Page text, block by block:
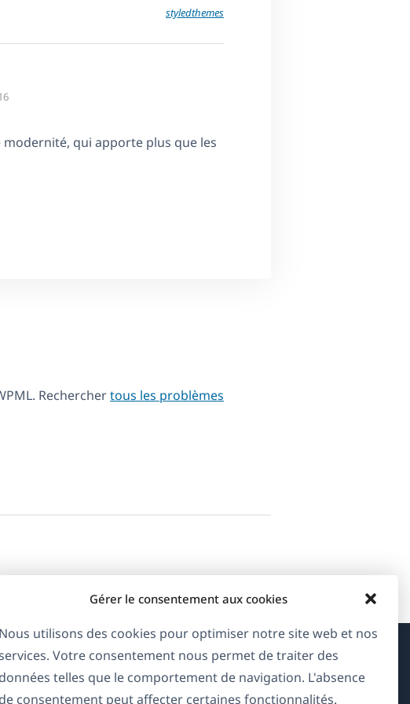
Gérer le consentement aux cookies
Nous utilisons des cookies pour optimiser notre site web et nos
Votre consentement nous permet de traiter des
données telles que le comportement de navigation. L'absence
de consentement peut affecter certaines fonctionnalités.
styledthemes
qui apporte plus que les
Recherchertous les problèmes
À propos de WPML
RGPD & Politique de confidentialité